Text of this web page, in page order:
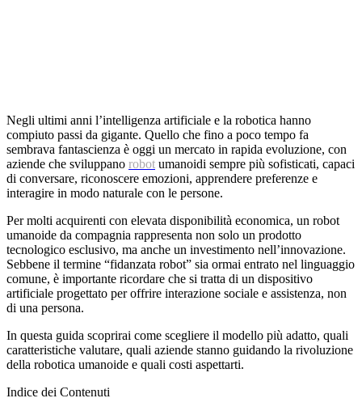
Negli ultimi anni l’intelligenza artificiale e la robotica hanno
compiuto passi da gigante. Quello che fino a poco tempo fa
sembrava fantascienza è oggi un mercato in rapida evoluzione, con
aziende che sviluppano robot umanoidi sempre più sofisticati, capaci
di conversare, riconoscere emozioni, apprendere preferenze e
interagire in modo naturale con le persone.
Per molti acquirenti con elevata disponibilità economica, un robot
umanoide da compagnia rappresenta non solo un prodotto
tecnologico esclusivo, ma anche un investimento nell’innovazione.
Sebbene il termine “fidanzata robot” sia ormai entrato nel linguaggio
comune, è importante ricordare che si tratta di un dispositivo
artificiale progettato per offrire interazione sociale e assistenza, non
di una persona.
In questa guida scoprirai come scegliere il modello più adatto, quali
caratteristiche valutare, quali aziende stanno guidando la rivoluzione
della robotica umanoide e quali costi aspettarti.
Indice dei Contenuti